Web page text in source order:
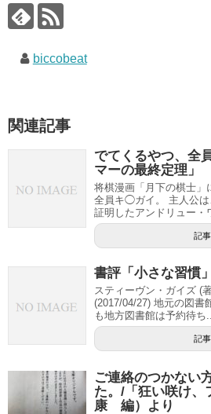
biccobeat
関連記事
でてくるやつ、全
マーの最終定理」
将棋漫画「月下の棋士」
全員キ◯ガイ。 主人公は
証明したアンドリュー・
記
書評「小さな習慣」
スティーヴン・ガイズ (
(2017/04/27) 地元の図書
も地方図書館は予約待ち
記
ご連絡のつかない
た。/「狂い咲け、
康 編）より